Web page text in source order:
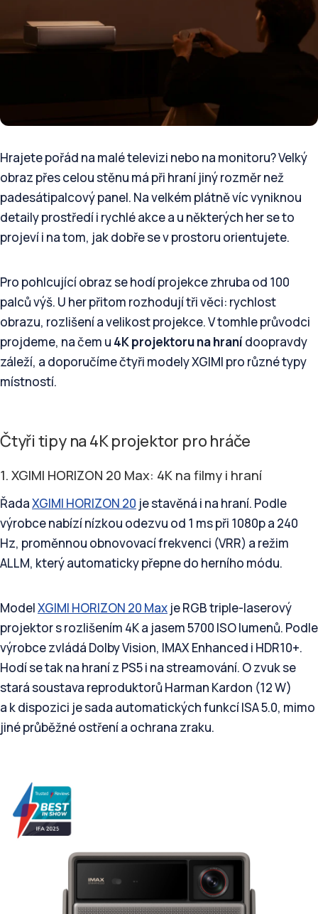
Hrajete pořád na malé televizi nebo na monitoru? Velký
obraz přes celou stěnu má při hraní jiný rozměr než
padesátipalcový panel. Na velkém plátně víc vyniknou
detaily prostředí i rychlé akce a u některých her se to
projeví i na tom, jak dobře se v prostoru orientujete.
Pro pohlcující obraz se hodí projekce zhruba od 100
palců výš. U her přitom rozhodují tři věci: rychlost
obrazu, rozlišení a velikost projekce. V tomhle průvodci
projdeme, na čem u 4K projektoru na hraní doopravdy
záleží, a doporučíme čtyři modely XGIMI pro různé typy
místností.
Čtyři tipy na 4K projektor pro hráče
1. XGIMI HORIZON 20 Max: 4K na filmy i hraní
ŘadaXGIMI HORIZON 20 je stavěná i na hraní. Podle
výrobce nabízí nízkou odezvu od 1 ms při 1080p a 240
Hz, proměnnou obnovovací frekvenci (VRR) a režim
ALLM, který automaticky přepne do herního módu.
ModelXGIMI HORIZON 20 Max je RGB triple-laserový
projektor s rozlišením 4K a jasem 5700 ISO lumenů. Podle
výrobce zvládá Dolby Vision, IMAX Enhanced i HDR10+.
Hodí se tak na hraní z PS5 i na streamování. O zvuk se
stará soustava reproduktorů Harman Kardon (12 W)
a k dispozici je sada automatických funkcí ISA 5.0, mimo
jiné průběžné ostření a ochrana zraku.